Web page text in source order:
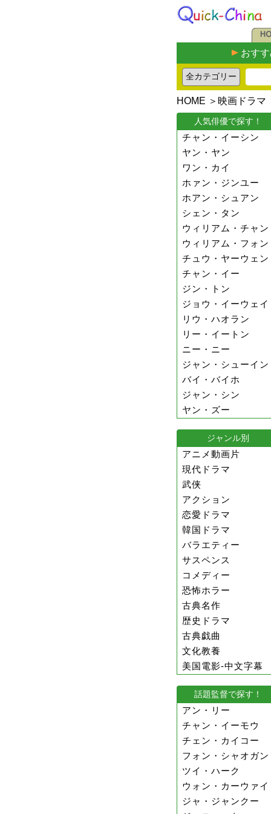
おす
HOME ＞ 映画ドラマ
人気俳優で探す！
チャン・イーシン
ヤン・ヤン
ワン・カイ
ホァン・ジンユー
ホアン・シュアン
シェン・タン
ウィリアム・チャン
ウィリアム・フォン
チュウ・ヤーウェン
チャン・イー
ジン・トン
ジョウ・イーウェイ
リウ・ハオラン
リー・イートン
ニー・ニー
ジャン・シューイン
バイ・バイホ
ジャン・シン
ヤン・ズー
ジャンル別
アニメ動画片
現代ドラマ
武侠
アクション
恋愛ドラマ
韓国ドラマ
バラエティー
サスペンス
コメディー
恐怖ホラー
古典名作
歴史ドラマ
古典戯曲
文化教養
美国電影-中文字幕
話題監督で探す！
アン・リー
チャン・イーモウ
チェン・カイコー
フォン・シャオガン
ツイ・ハーク
ウォン・カーウァイ
ジャ・ジャンクー